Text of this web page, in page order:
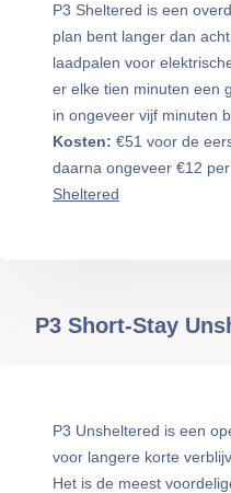
P3 Sheltered is een
plan bent langer dan
laadpalen voor
er elke tien minuten een
in ongeveer vijf minuten
Kosten: €51 voor de
daarna ongeveer €12 per
Sheltered
P3 Short-Stay
P3 Unsheltered is een
voor langere korte
Het is de meest